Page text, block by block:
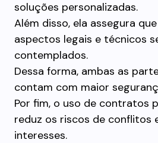
soluções personalizadas.
Além disso, ela assegura
aspectos legais e técnicos
contemplados.
Dessa forma, ambas as
contam com maior
Por fim, o uso de contratos
reduz os riscos de conflitos
interesses.